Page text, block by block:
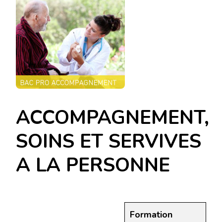
ACCOMPAGNEMENT,
SOINS ET SERVIVES
A LA PERSONNE
Formation